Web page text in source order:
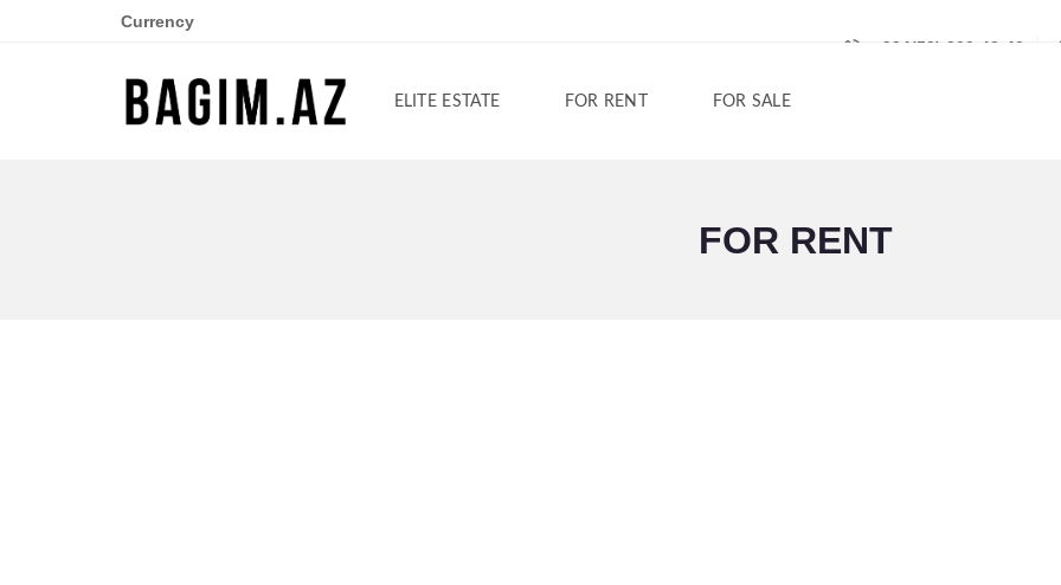
Currency
+994(50) 200-42-40
ELITE ESTATE FOR RENT FOR SALE
FOR RENT